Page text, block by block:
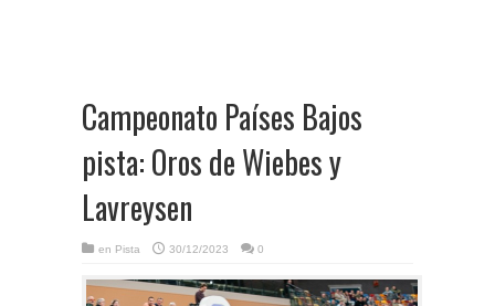
Campeonato Países Bajos
pista: Oros de Wiebes y
Lavreysen
en Pista 30/12/2023 0